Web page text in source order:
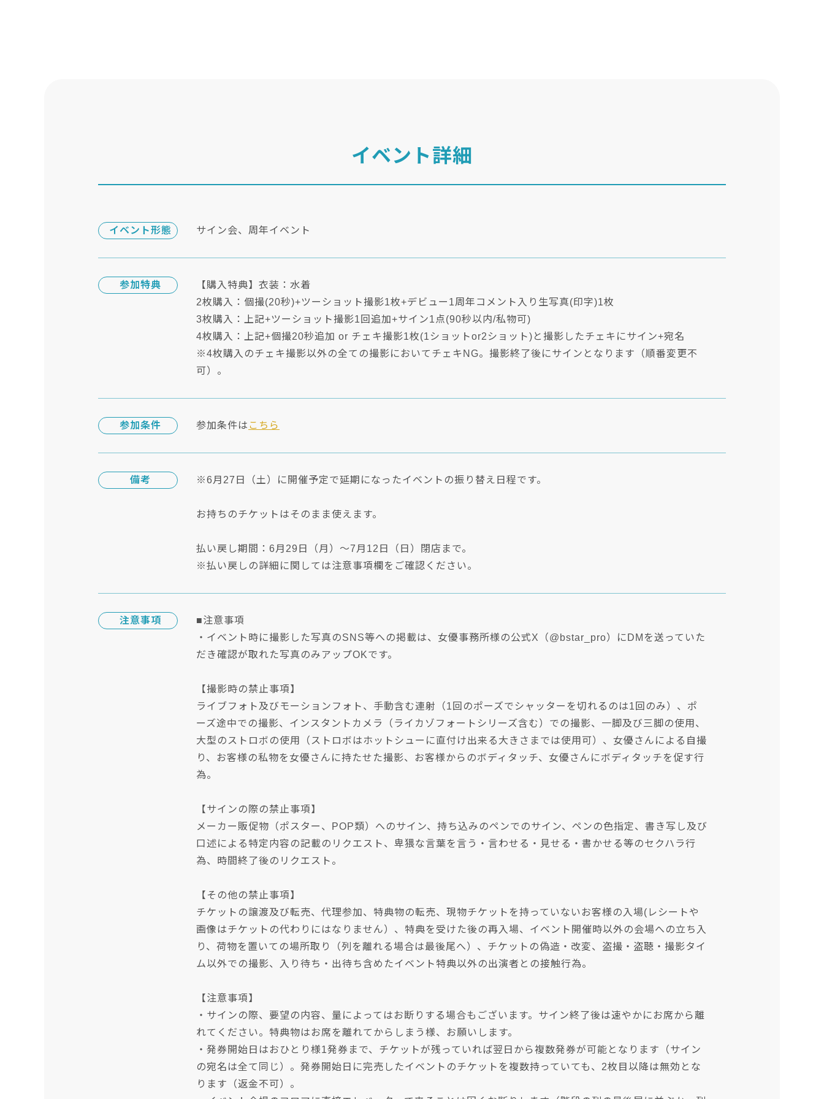
イベント詳細
イベント形態 サイン会、周年イベント
参加特典
【購入特典】衣装：水着
2枚購入：個撮(20秒)+ツーショット撮影1枚+デビュー1周年コメント入り生写真(印字)1枚
3枚購入：上記+ツーショット撮影1回追加+サイン1点(90秒以内/私物可)
4枚購入：上記+個撮20秒追加 or チェキ撮影1枚(1ショットor2ショット)と撮影したチェキにサイン+宛名
※4枚購入のチェキ撮影以外の全ての撮影においてチェキNG。撮影終了後にサインとなります（順番変更不
可）。
参加条件 参加条件は こちら
備考 ※6月27日（土）に開催予定で延期になったイベントの振り替え日程です。
お持ちのチケットはそのまま使えます。
払い戻し期間：6月29日（月）～7月12日（日）閉店まで。
※払い戻しの詳細に関しては注意事項欄をご確認ください。
注意事項
■注意事項
・イベント時に撮影した写真のSNS等への掲載は、女優事務所様の公式X（@bstar_pro）にDMを送っていた
だき確認が取れた写真のみアップOKです。
【撮影時の禁止事項】
ライブフォト及びモーションフォト、手動含む連射（1回のポーズでシャッターを切れるのは1回のみ）、ポ
ーズ途中での撮影、インスタントカメラ（ライカゾフォートシリーズ含む）での撮影、一脚及び三脚の使用、
大型のストロボの使用（ストロボはホットシューに直付け出来る大きさまでは使用可）、女優さんによる自撮
り、お客様の私物を女優さんに持たせた撮影、お客様からのボディタッチ、女優さんにボディタッチを促す行
為。
【サインの際の禁止事項】
メーカー販促物（ポスター、POP類）へのサイン、持ち込みのペンでのサイン、ペンの色指定、書き写し及び
口述による特定内容の記載のリクエスト、卑猥な言葉を言う・言わせる・見せる・書かせる等のセクハラ行
為、時間終了後のリクエスト。
【その他の禁止事項】
チケットの譲渡及び転売、代理参加、特典物の転売、現物チケットを持っていないお客様の入場(レシートや
画像はチケットの代わりにはなりません）、特典を受けた後の再入場、イベント開催時以外の会場への立ち入
り、荷物を置いての場所取り（列を離れる場合は最後尾へ）、チケットの偽造・改変、盗撮・盗聴・撮影タイ
ム以外での撮影、入り待ち・出待ち含めたイベント特典以外の出演者との接触行為。
【注意事項】
・サインの際、要望の内容、量によってはお断りする場合もございます。サイン終了後は速やかにお席から離
れてください。特典物はお席を離れてからしまう様、お願いします。
・発券開始日はおひとり様1発券まで、チケットが残っていれば翌日から複数発券が可能となります（サイン
の宛名は全て同じ）。発券開始日に完売したイベントのチケットを複数持っていても、2枚目以降は無効とな
ります（返金不可）。